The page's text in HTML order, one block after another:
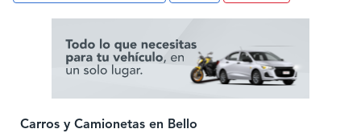
Carros y Camionetas en Bello